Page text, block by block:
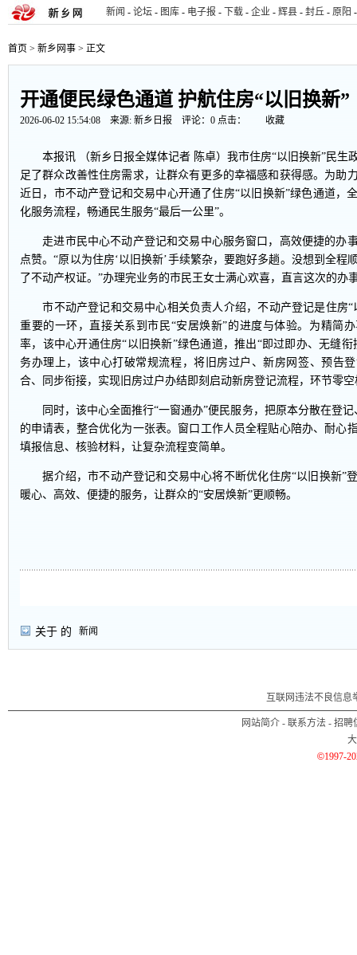
新闻 - 论坛 - 图库 - 电子报 - 下载 - 企业 - 辉县 - 封丘 - 原阳 -
首页 > 新乡网事 > 正文
开通便民绿色通道 护航住房“以旧换新”
2026-06-02 15:54:08 来源: 新乡日报 评论： 0 点击： 收藏
本报讯 （新乡日报全媒体记者 陈卓）我市住房“以旧换新”民生
足了群众改善性住房需求，让群众有更多的幸福感和获得感。为助
近日，市不动产登记和交易中心开通了住房“以旧换新”绿色通道，
化服务流程，畅通民生服务“最后一公里”。
走进市民中心不动产登记和交易中心服务窗口，高效便捷的办
点赞。“原以为住房‘以旧换新’手续繁杂，要跑好多趟。没想到全程
了不动产权证。”办理完业务的市民王女士满心欢喜，直言这次的办
市不动产登记和交易中心相关负责人介绍，不动产登记是住房“
重要的一环，直接关系到市民“安居焕新”的进度与体验。为精简
率，该中心开通住房“以旧换新”绿色通道，推出“即过即办、无缝衔
务办理上，该中心打破常规流程，将旧房过户、新房网签、预告
合、同步衔接，实现旧房过户办结即刻启动新房登记流程，环节零
同时，该中心全面推行“一窗通办”便民服务，把原本分散在登记
的申请表，整合优化为一张表。窗口工作人员全程贴心陪办、耐心
填报信息、核验材料，让复杂流程变简单。
据介绍，市不动产登记和交易中心将不断优化住房“以旧换新”
暖心、高效、便捷的服务，让群众的“安居焕新”更顺畅。
关于 的 新闻
互联网违法不良信息
网站简介 - 联系方法 - 招聘
©1997-